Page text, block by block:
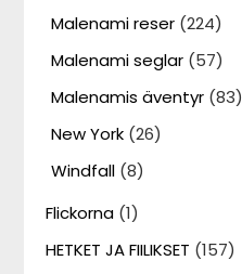
Malenami reser (224)
Malenami seglar (57)
Malenamis äventyr (83)
New York (26)
Windfall (8)
Flickorna (1)
HETKET JA FIILIKSET (157)